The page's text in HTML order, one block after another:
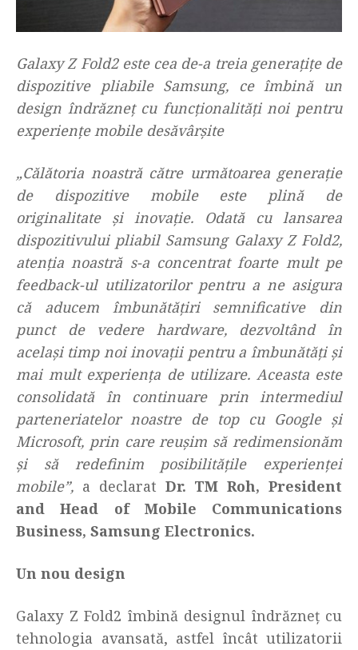
Galaxy Z Fold2 este cea de-a treia generațițe de
dispozitive pliabile Samsung, ce îmbină un
design îndrăzneț cu funcționalități noi pentru
experiențe mobile desăvârșite
„Călătoria noastră către următoarea generație
de dispozitive mobile este plină de
originalitate și inovație. Odată cu lansarea
dispozitivului pliabil Samsung Galaxy Z Fold2,
atenția noastră s-a concentrat foarte mult pe
feedback-ul utilizatorilor pentru a ne asigura
că aducem îmbunătățiri semnificative din
punct de vedere hardware, dezvoltând în
același timp noi inovații pentru a îmbunătăți și
mai mult experiența de utilizare. Aceasta este
consolidată în continuare prin intermediul
parteneriatelor noastre de top cu Google și
Microsoft, prin care reușim să redimensionăm
și să redefinim posibilitățile experienței
mobile”, a declarat Dr. TM Roh, President
andHead of Mobile Communications
Business, Samsung Electronics.
Un nou design
Galaxy Z Fold2 îmbină designul îndrăzneț cu
tehnologia avansată, astfel încât utilizatorii